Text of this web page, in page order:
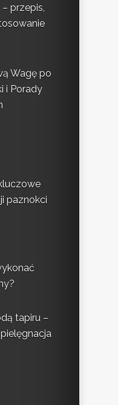
przepis,
Wagę po
i Porady
paznokci
tapiru –